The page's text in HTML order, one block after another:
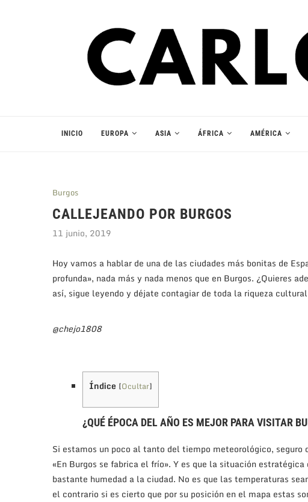
INICIO EUROPA ASIA ÁFRICA AMÉRICA
Burgos
CALLEJEANDO POR BURGOS
11 junio, 2019
Hoy vamos a hablar de una de las ciudades más bonitas de
profunda», nada más y nada menos que en Burgos. ¿Quieres
así, sigue leyendo y déjate contagiar de toda la riqueza
@chejo1808
Índice [Ocultar]
¿QUÉ ÉPOCA DEL AÑO ES MEJOR PARA VISITAR
Si estamos un poco al tanto del tiempo meteorológico,
«En Burgos se fabrica el frío». Y es que la situación
bastante humedad a la ciudad. No es que las temperaturas
el contrario si es cierto que por su posición en el mapa estas